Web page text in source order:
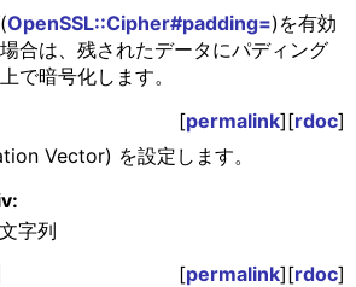
OpenSSL::Cipher#padding=)を有効
合は、残されたデータにパディング
で暗号化します。
[permalink][rdoc]
Vector) を設定します。
字列
[permalink][rdoc]